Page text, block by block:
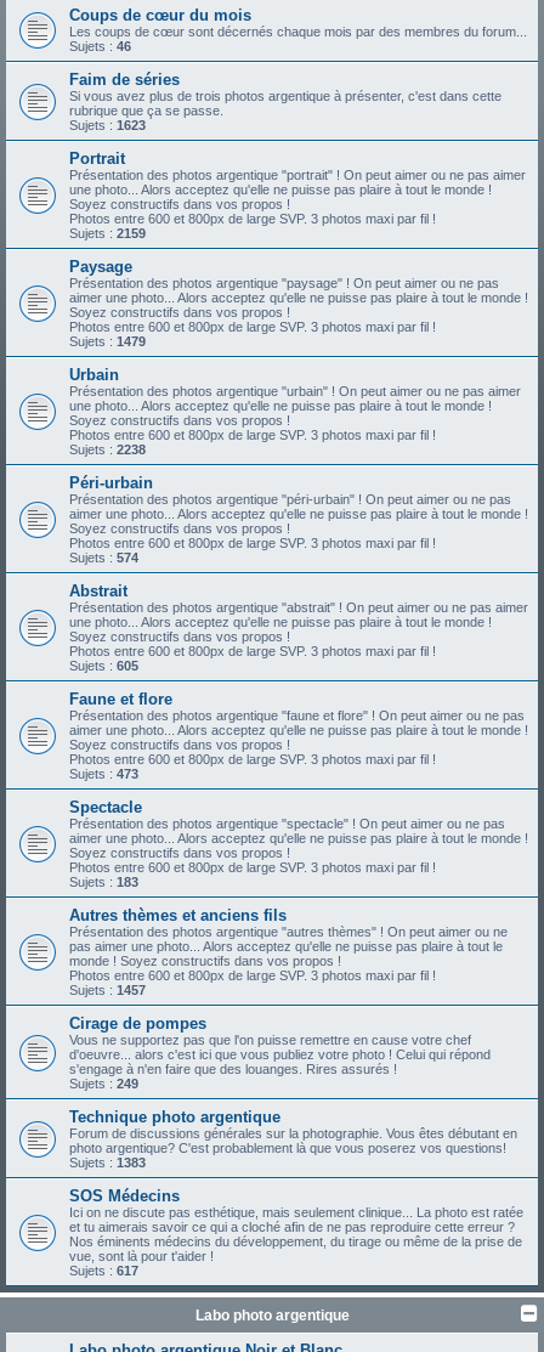
Coups de cœur du mois
Les coups de cœur sont décernés chaque mois par des membres du forum...
Sujets : 46
Faim de séries
Si vous avez plus de trois photos argentique à présenter, c'est dans cette
rubrique que ça se passe.
Sujets : 1623
Portrait
Présentation des photos argentique "portrait" ! On peut aimer ou ne pas aimer
une photo... Alors acceptez qu'elle ne puisse pas plaire à tout le monde !
Soyez constructifs dans vos propos !
Photos entre 600 et 800px de large SVP. 3 photos maxi par fil !
Sujets : 2159
Paysage
Présentation des photos argentique "paysage" ! On peut aimer ou ne pas
aimer une photo... Alors acceptez qu'elle ne puisse pas plaire à tout le monde !
Soyez constructifs dans vos propos !
Photos entre 600 et 800px de large SVP. 3 photos maxi par fil !
Sujets : 1479
Urbain
Présentation des photos argentique "urbain" ! On peut aimer ou ne pas aimer
une photo... Alors acceptez qu'elle ne puisse pas plaire à tout le monde !
Soyez constructifs dans vos propos !
Photos entre 600 et 800px de large SVP. 3 photos maxi par fil !
Sujets : 2238
Péri-urbain
Présentation des photos argentique "péri-urbain" ! On peut aimer ou ne pas
aimer une photo... Alors acceptez qu'elle ne puisse pas plaire à tout le monde !
Soyez constructifs dans vos propos !
Photos entre 600 et 800px de large SVP. 3 photos maxi par fil !
Sujets : 574
Abstrait
Présentation des photos argentique "abstrait" ! On peut aimer ou ne pas aimer
une photo... Alors acceptez qu'elle ne puisse pas plaire à tout le monde !
Soyez constructifs dans vos propos !
Photos entre 600 et 800px de large SVP. 3 photos maxi par fil !
Sujets : 605
Faune et flore
Présentation des photos argentique "faune et flore" ! On peut aimer ou ne pas
aimer une photo... Alors acceptez qu'elle ne puisse pas plaire à tout le monde !
Soyez constructifs dans vos propos !
Photos entre 600 et 800px de large SVP. 3 photos maxi par fil !
Sujets : 473
Spectacle
Présentation des photos argentique "spectacle" ! On peut aimer ou ne pas
aimer une photo... Alors acceptez qu'elle ne puisse pas plaire à tout le monde !
Soyez constructifs dans vos propos !
Photos entre 600 et 800px de large SVP. 3 photos maxi par fil !
Sujets : 183
Autres thèmes et anciens fils
Présentation des photos argentique "autres thèmes" ! On peut aimer ou ne
pas aimer une photo... Alors acceptez qu'elle ne puisse pas plaire à tout le
monde ! Soyez constructifs dans vos propos !
Photos entre 600 et 800px de large SVP. 3 photos maxi par fil !
Sujets : 1457
Cirage de pompes
Vous ne supportez pas que l'on puisse remettre en cause votre chef
d'oeuvre... alors c'est ici que vous publiez votre photo ! Celui qui répond
s'engage à n'en faire que des louanges. Rires assurés !
Sujets : 249
Technique photo argentique
Forum de discussions générales sur la photographie. Vous êtes débutant en
photo argentique? C'est probablement là que vous poserez vos questions!
Sujets : 1383
SOS Médecins
Ici on ne discute pas esthétique, mais seulement clinique... La photo est ratée
et tu aimerais savoir ce qui a cloché afin de ne pas reproduire cette erreur ?
Nos éminents médecins du développement, du tirage ou même de la prise de
vue, sont là pour t'aider !
Sujets : 617
Labo photo argentique